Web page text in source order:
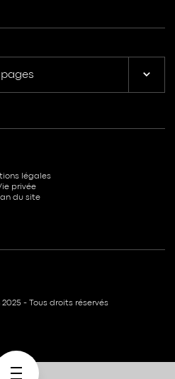
- Tous droits réservés
légales
privée
du site